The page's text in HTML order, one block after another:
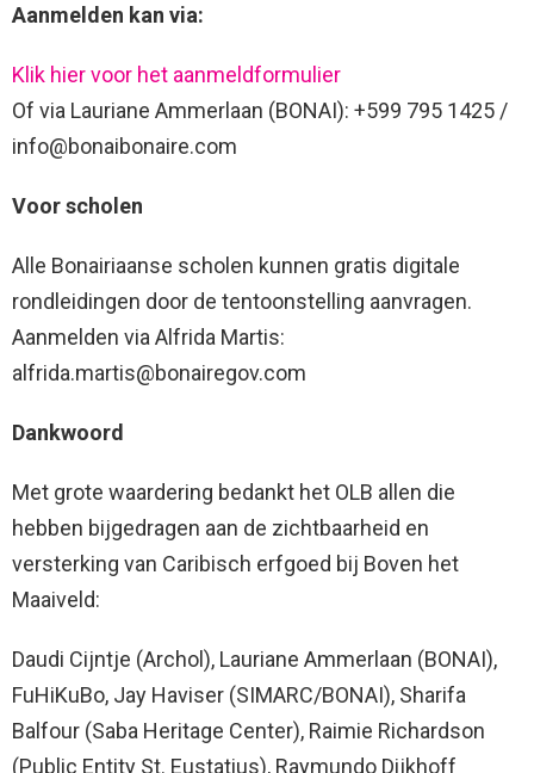
Aanmelden kan via:
Klik hier voor het aanmeldformulier
Of via Lauriane Ammerlaan (BONAI): +599 795 1425 /
info@bonaibonaire.com
Voor scholen
Alle Bonairiaanse scholen kunnen gratis digitale
rondleidingen door de tentoonstelling aanvragen.
Aanmelden via Alfrida Martis:
alfrida.martis@bonairegov.com
Dankwoord
Met grote waardering bedankt het OLB allen die
hebben bijgedragen aan de zichtbaarheid en
versterking van Caribisch erfgoed bij Boven het
Maaiveld:
Daudi Cijntje (Archol), Lauriane Ammerlaan (BONAI),
FuHiKuBo, Jay Haviser (SIMARC/BONAI), Sharifa
Balfour (Saba Heritage Center), Raimie Richardson
(Public Entity St. Eustatius), Raymundo Dijkhoff